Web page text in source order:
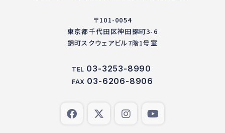
〒101-0054
東京都千代田区神田錦町3-6
錦町スクウェアビル7階1号室
TEL 03-3253-8990
FAX 03-6206-8906